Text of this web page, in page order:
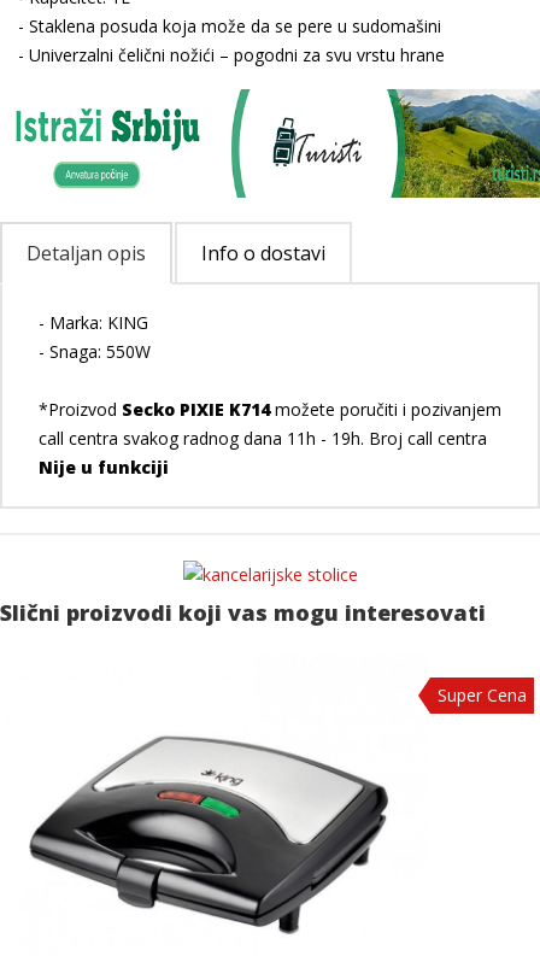
- Staklena posuda koja može da se pere u sudomašini
- Univerzalni čelični nožići – pogodni za svu vrstu hrane
Detaljan opis Info o dostavi
- Marka: KING
- Snaga: 550W
*Proizvod Secko PIXIE K714možete poručiti i pozivanjem
call centra svakog radnog dana 11h - 19h. Broj call centra
Nije u funkciji
Slični proizvodi koji vas mogu interesovati
Super Cena